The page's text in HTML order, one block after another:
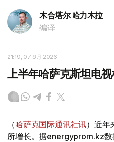
木合塔尔 哈力木拉
编译
21:19, 07 8月 2026
上半年哈萨克斯坦电
（哈萨克国际通讯社讯）近年
所增长。据energyprom.kz